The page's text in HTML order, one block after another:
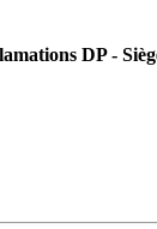
DP -